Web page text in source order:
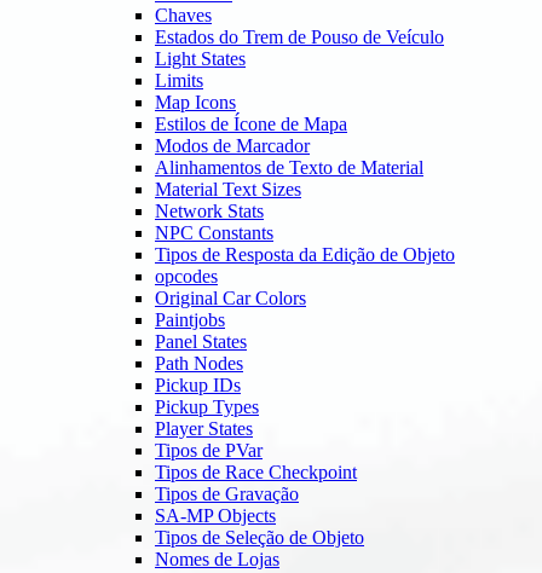
Chaves
Estados do Trem de Pouso de Veículo
Light States
Limits
Map Icons
Estilos de Ícone de Mapa
Modos de Marcador
Alinhamentos de Texto de Material
Material Text Sizes
Network Stats
NPC Constants
Tipos de Resposta da Edição de Objeto
opcodes
Original Car Colors
Paintjobs
Panel States
Path Nodes
Pickup IDs
Pickup Types
Player States
Tipos de PVar
Tipos de Race Checkpoint
Tipos de Gravação
SA-MP Objects
Tipos de Seleção de Objeto
Nomes de Lojas